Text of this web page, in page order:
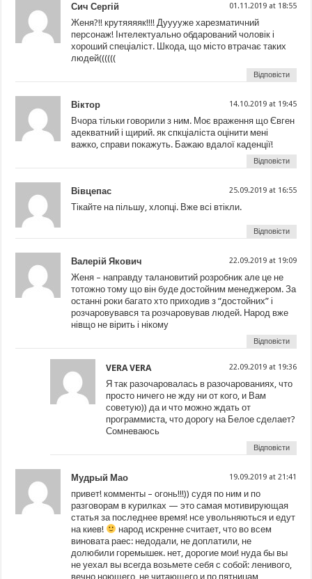
Сич Сергій 01.11.2019 at 18:55
Женя?!! крутяяяяк!!!! Дууууже харезматичний
персонаж! Інтелектуально обдарований чоловік і
хороший спеціаліст. Шкода, що місто втрачає таких
людей((((((
Відповісти
Віктор 14.10.2019 at 19:45
Вчора тільки говорили з ним. Моє враження що Євген
адекватний і щирий. як спкціаліста оцінити мені
важко, справи покажуть. Бажаю вдалої каденції!
Відповісти
Вівцепас 25.09.2019 at 16:55
Тікайте на пільшу, хлопці. Вже всі втікли.
Відповісти
Валерій Якович 22.09.2019 at 19:09
Женя – направду талановитий розробник але це не
тотожно тому що він буде достойним менеджером. За
останні роки багато хто приходив з “достойних” і
розчаровувався та розчаровував людей. Народ вже
нівщо не вірить і нікому
Відповісти
VERA VERA 22.09.2019 at 19:36
Я так разочаровалась в разочарованиях, что
просто ничего не жду ни от кого, и Вам
советую)) да и что можно ждать от
программиста, что дорогу на Белое сделает?
Сомневаюсь
Відповісти
Мудрый Мао 19.09.2019 at 21:41
привет! комменты – огонь!!!)) судя по ним и по
разговорам в курилках — это самая мотивирующая
статья за последнее время! нсе увольняються и едут
на киев!
народ искренне считает, что во всем
виновата раес: недодали, не доплатили, не
долюбили горемышек. нет, дорогие мои! нуда бы вы
не уехал вы всегда возьмете себя с собой: ленивого,
вечно ноющего, не читающего и по пятницам